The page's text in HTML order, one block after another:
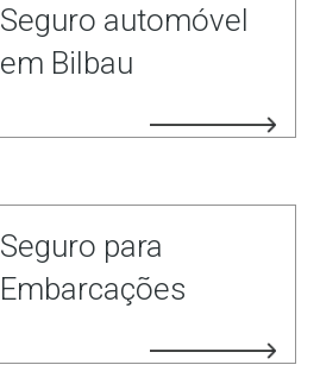
Seguro automóvel
em Bilbau
Seguro para
Embarcações